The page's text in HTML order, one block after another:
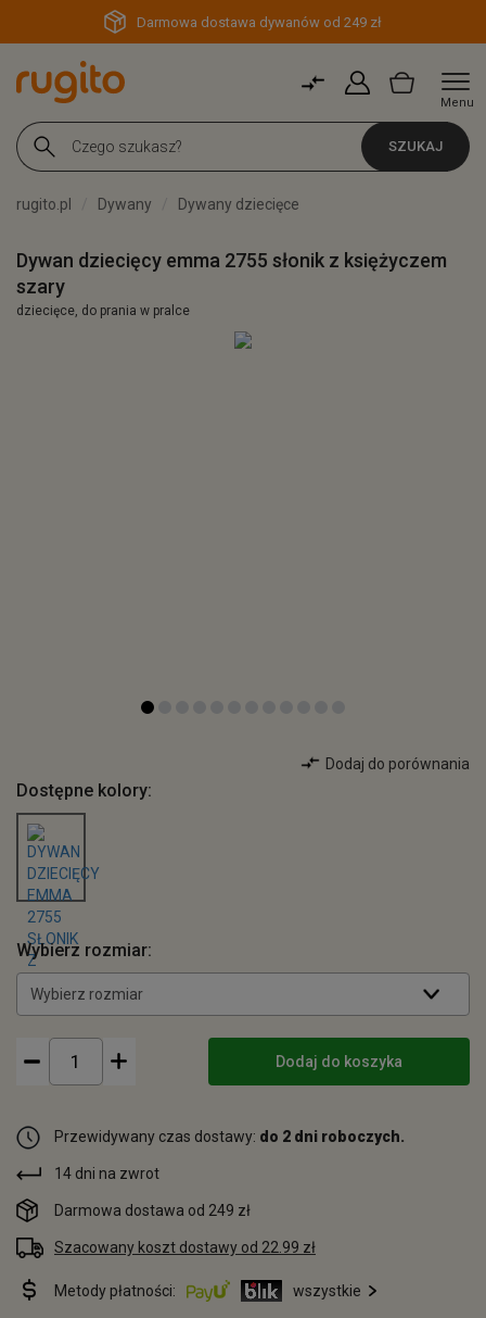
Darmowa dostawa dywanów od 249 zł
Menu
SZUKAJ
rugito.pl Dywany Dywany dziecięce
Dywan dziecięcy emma 2755 słonik z księżyczem
szary
dziecięce, do prania w pralce
Dodaj do porównania
Dostępne kolory:
Wybierz rozmiar:
Wybierz rozmiar
Dodaj do koszyka
Przewidywany czas dostawy: do 2 dni roboczych.
14 dni na zwrot
Darmowa dostawa od 249 zł
Szacowany koszt dostawy od 22.99 zł
Metody płatności: wszystkie